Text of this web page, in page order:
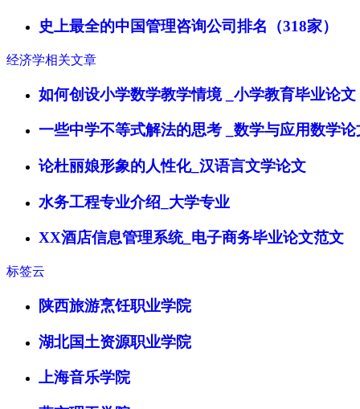
史上最全的中国管理咨询公司排名（318家）
经济学相关文章
如何创设小学数学教学情境 _小学教育毕业论文
一些中学不等式解法的思考 _数学与应用数学论
论杜丽娘形象的人性化_汉语言文学论文
水务工程专业介绍_大学专业
XX酒店信息管理系统_电子商务毕业论文范文
标签云
陕西旅游烹饪职业学院
湖北国土资源职业学院
上海音乐学院